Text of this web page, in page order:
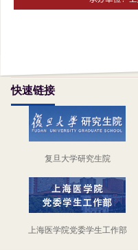
快速链接
复旦大学研究生院
上海医学院党委学生工作部